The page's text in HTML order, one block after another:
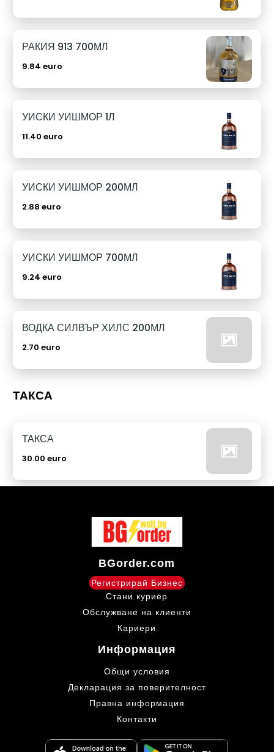
РАКИЯ 913 700МЛ
9.84 euro
УИСКИ УИШМОР 1Л
11.40 euro
УИСКИ УИШМОР 200МЛ
2.88 euro
УИСКИ УИШМОР 700МЛ
9.24 euro
ВОДКА СИЛВЪР ХИЛС 200МЛ
2.70 euro
ТАКСА
ТАКСА
30.00 euro
BGorder.com
Регистрирай Бизнес
Стани куриер
Обслужване на клиенти
Кариери
Информация
Общи условия
Декларация за поверителност
Правна информация
Контакти